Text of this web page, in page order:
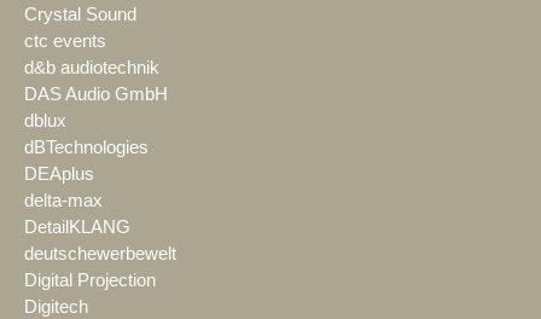
Crystal Sound
ctc events
d&b audiotechnik
DAS Audio GmbH
dblux
dBTechnologies
DEAplus
delta-max
DetailKLANG
deutschewerbewelt
Digital Projection
Digitech